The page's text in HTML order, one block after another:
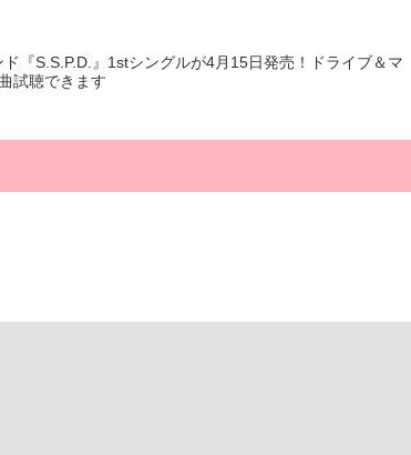
『S.S.P.D.』1stシングルが4月15日発売！ドライブ＆マ
試聴できます